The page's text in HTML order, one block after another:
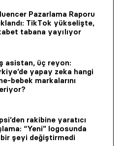
Pazarlama Raporu
TikTok yükselişte,
tabana yayılıyor
asistan, üç reyon:
yapay zeka hangi
bebek markalarını
rakibine yaratıcı
“Yeni” logosunda
şeyi değiştirmedi